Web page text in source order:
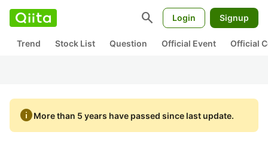
search Login Signup
Trend Stock List Question Official Event Official
infoMore than 5 years have passed since last update.